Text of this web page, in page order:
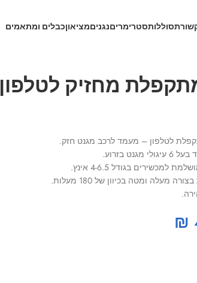
סוללותסטרימריםנגניםמציאוןכבלים ומתאמים
מחזיק לטלפון
לטלפון – מעמד לרכב מגנט חזק.
בזרוע.
למכשירים בגודל 4-6.5 אינץ.
מעלה ומטה בכיוון של 180 מעלות.
₪